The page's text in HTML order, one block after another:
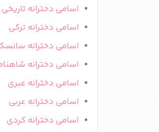
اسامی دخترانه تاریخی
اسامی دخترانه ترکی
اسامی دخترانه
اسامی دخترانه
اسامی دخترانه عبری
اسامی دخترانه عربی
اسامی دخترانه کردی